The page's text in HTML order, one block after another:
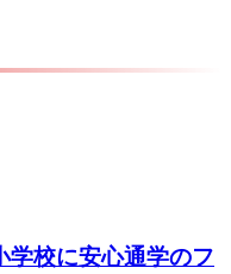
学校に安心通学のフ